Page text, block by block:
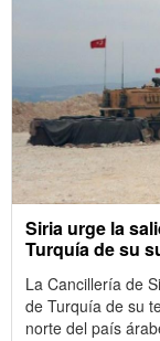
Siria urge la
Turquía de su
La Cancillería de
de Turquía de su
norte del país